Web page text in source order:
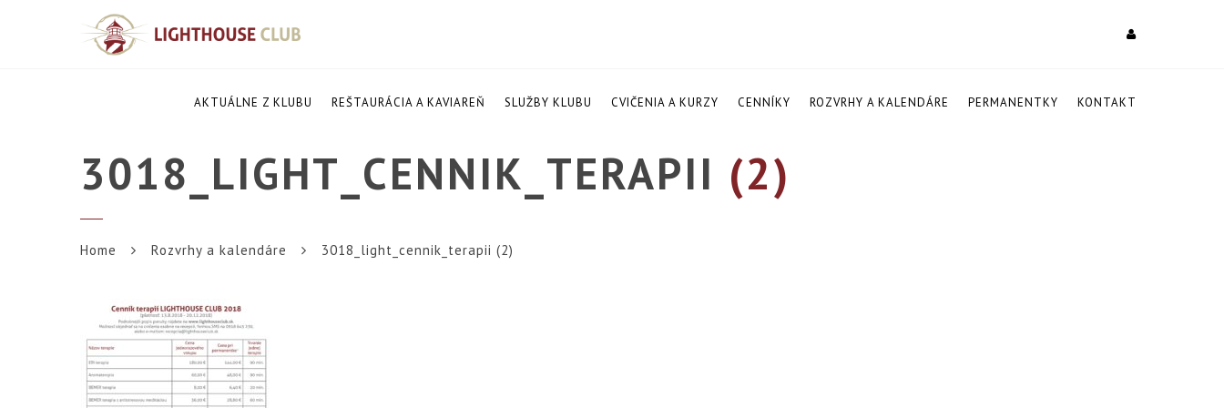
AKTUÁLNE Z KLUBU REŠTAURÁCIA A KAVIAREŇ SLUŽBY KLUBU CVIČENIA A KURZY CENNÍKY ROZVRHY A KALENDÁRE PERMANENTKY KONTAKT
3018_LIGHT_CENNIK_TERAPII (2)
Home Rozvrhy a kalendáre 3018_light_cennik_terapii (2)